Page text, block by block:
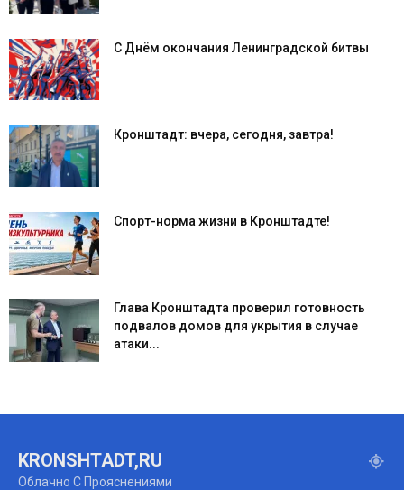
С Днём окончания Ленинградской битвы
Кронштадт: вчера, сегодня, завтра!
Спорт-норма жизни в Кронштадте!
Глава Кронштадта проверил готовность
подвалов домов для укрытия в случае
атаки...
KRONSHTADT,RU
Облачно С Прояснениями